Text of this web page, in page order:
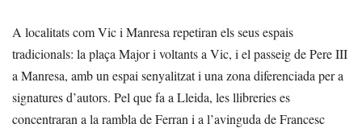
A localitats com Vic i Manresa repetiran els seus espais
tradicionals: la plaça Major i voltants a Vic, i el passeig de Pere III
a Manresa, amb un espai senyalitzat i una zona diferenciada per a
signatures d’autors. Pel que fa a Lleida, les llibreries es
concentraran a la rambla de Ferran i a l’avinguda de Francesc